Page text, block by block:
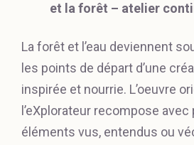
et la forêt – atelier
La forêt et l’eau deviennent
les points de départ d’une
inspirée et nourrie. L’oeuvre
l’eXplorateur recompose
éléments vus, entendus ou